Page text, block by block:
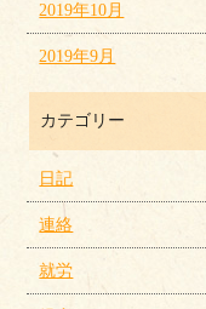
2019年10月
2019年9月
カテゴリー
日記
連絡
就労